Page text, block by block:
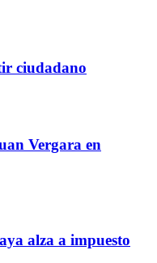
ciudadano
Vergara en
alza a impuesto